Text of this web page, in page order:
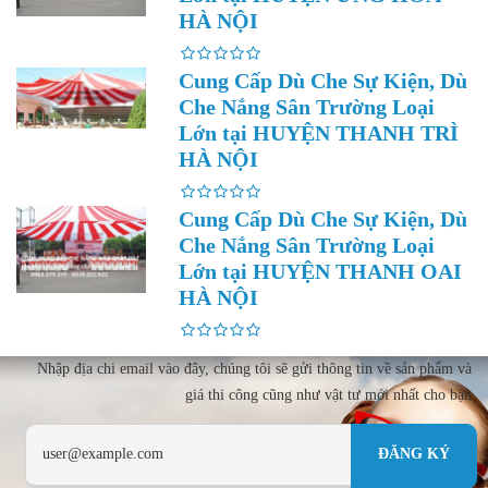
HÀ NỘI
Cung Cấp Dù Che Sự Kiện, Dù
Che Nắng Sân Trường Loại
Lớn tại HUYỆN THANH TRÌ
HÀ NỘI
Cung Cấp Dù Che Sự Kiện, Dù
Che Nắng Sân Trường Loại
Lớn tại HUYỆN THANH OAI
HÀ NỘI
Nhập địa chi email vào đây, chúng tôi sẽ gửi thông tin về sản phẩm và
giá thi công cũng như vật tư mới nhất cho bạn